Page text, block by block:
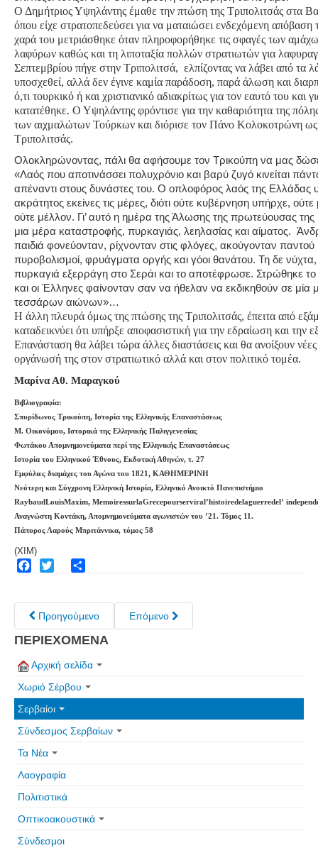
Ο Δημήτριος Υψηλάντης έμαθε την πτώση της Τριπολιτσάς στα
όπου είχε στρατοπεδεύσει για να ματαιώσει ενδεχόμενη
χαρά του μετριάσθηκε όταν πληροφορήθηκε τις σφαγές των
λαφύρων καθώς και τη λιποταξία πολλών στρατιωτών για
Σεπτεμβρίου πήγε στην Τριπολιτσά, ελπίζοντας να λάβει από τα
υποσχεθεί, αλλά δεν έγινε καμία παράδοση, παρά άλωση και
ό,τι τουρκικό ή και χριστιανικό αδιακρίτως για τον εαυτό του και
κατατέθηκε. Ο Υψηλάντης φρόντισε για την καθαριότητα της
των αιχμαλώτων Τούρκων και διόρισε τον Πάνο Κολοκοτρώνη
Τριπολιτσάς.
Ολοκληρώνοντας, πάλι θα αφήσουμε τον Τρικούπη να μας
«Λαός που αποτινάσσει πολυχρόνιο και βαρύ ζυγό κινείται
απέναντι στους δυνάστες του. Ο οπλοφόρος λαός της
ακράτητος εκείνες τις μέρες, διότι ούτε κυβέρνηση υπήρχε,
ούτε μέλλον. Γι’ αυτό η ημέρα της Άλωσης της πρωτεύουσας
μια μέρα καταστροφής, πυρκαγιάς, λεηλασίας και αίματος.
παιδιά φονεύονταν, ρίχνονταν στις φλόγες, ακούγονταν
πυροβολισμοί, φρυάγματα οργής και γόοι θανάτου. Τη δε
πυρκαγιά εξερράγη στο Σεράι και το αποτέφρωσε. Στρώθηκε
και οι Έλληνες φαίνονταν σαν να ήθελαν να εκδικηθούν σε μία
τεσσάρων αιώνων»…
Η άλλη πλευρά όμως της πτώσης της Τριπολιτσάς, έπειτα από
καταδεικνύει ότι υπήρξε αποφασιστική για την εδραίωση και την
Επανάσταση θα λάβει τώρα άλλες διαστάσεις και θα ανοίξουν νέες
οργάνωσή της στον στρατιωτικό αλλά και στον πολιτικό τομέα.
Μαρίνα Αθ. Μαραγκού
Βιβλιογραφία:
Σπυρίδωνος Τρικούπη, Ιστορία της Ελληνικής Επαναστάσεως
Μ. Οικονόμου, Ιστορικά της Ελληνικής Παλιγγενεσίας
Φωτάκου Απομνημονεύματα περί της Ελληνικής Επαναστάσεως
Ιστορία του Ελληνικού Έθνους, Εκδοτική Αθηνών, τ. 27
Εμφύλιες διαμάχες του Αγώνα του 1821, ΚΑΘΗΜΕΡΙΝΗ
Νεότερη και Σύγχρονη Ελληνική Ιστορία, Ελληνικό Ανοικτό Πανεπιστήμιο
RaybaudLouisMaxim, MemoiressurlaGrecepourserviral’histoiredelaguerredel’
Αναγνώστη Κοντάκη, Απομνημονεύματα αγωνιστών του ’21. Τόμος 11.
Πάπυρος Λαρούς Μπριτάννικα, τόμος 58
(ΧΙΜ)
Προηγούμενο Επόμενο
ΠΕΡΙΕΧΟΜΕΝΑ
Αρχική σελίδα
Χωριό Σέρβου
Σερβαίοι
Σύνδεσμος Σερβαίων
Τα Νέα
Λαογραφία
Πολιτιστικά
Οπτικοακουστικά
Σύνδεσμοι